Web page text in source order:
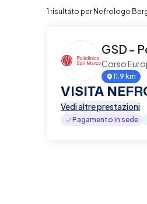
1 risultato per Nefrologo
GSD -
Corso
11.9 km
VISITA
Vedi altre prestazioni
Pagamento in sede